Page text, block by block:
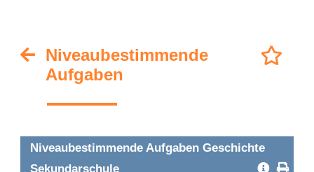
Niveaubestimmende
Aufgaben
Niveaubestimmende Aufgaben Geschichte
Sekundarschule